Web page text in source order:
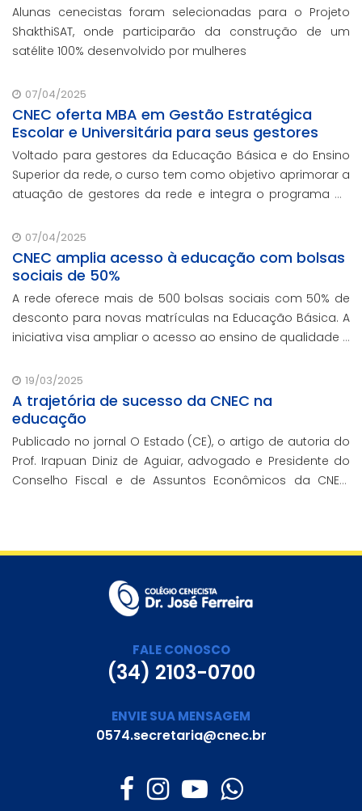
Alunas cenecistas foram selecionadas para o Projeto
ShakthiSAT, onde participarão da construção de um
satélite 100% desenvolvido por mulheres
07/04/2025
CNEC oferta MBA em Gestão Estratégica
Escolar e Universitária para seus gestores
Voltado para gestores da Educação Básica e do Ensino
Superior da rede, o curso tem como objetivo aprimorar a
atuação de gestores da rede e integra o programa de
contando com o oferecimento gratuito da Re
07/04/2025
CNEC amplia acesso à educação com bolsas
sociais de 50%
A rede oferece mais de 500 bolsas sociais com 50% de
desconto para novas matrículas na Educação Básica. A
iniciativa visa ampliar o acesso ao ensino de qualidade e
19/03/2025
A trajetória de sucesso da CNEC na
educação
Publicado no jornal O Estado (CE), o artigo de autoria do
Prof. Irapuan Diniz de Aguiar, advogado e Presidente do
Conselho Fiscal e de Assuntos Econômicos da CNEC,
FALE CONOSCO
(34) 2103-0700
ENVIE SUA MENSAGEM
0574.secretaria@cnec.br